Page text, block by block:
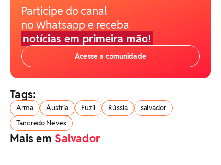
Participe do canal
no Whatsapp e receba
notícias em primeira mão!
Acesse a comunidade
Tags:
Arma Áustria Fuzil Rússia
salvador
Tancredo Neves
Mais em Salvador